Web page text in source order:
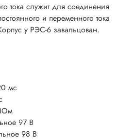
тока служит для соединения
и переменного тока
у РЭС-6 завальцован.
мс
97 В
98 В